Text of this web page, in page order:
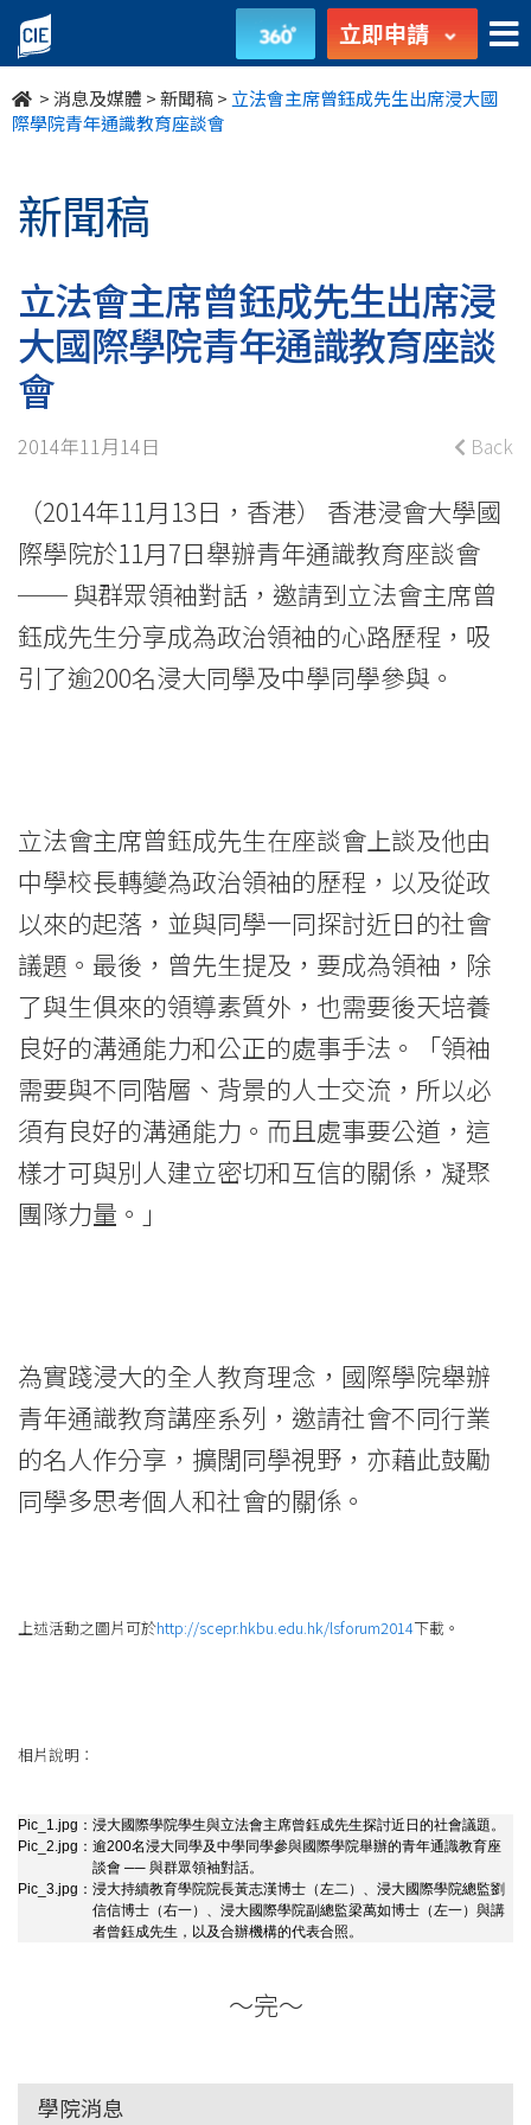
立
法
會
席
曾
鈺
成
先
出
席
浸
大
學
院
青
年
通
識
教
育
學
院
際
學
院
會
立即申請
>消息及媒體 >新聞稿> 立法會主席曾鈺成先生出席浸大國
際學院青年通識教育座談會
新聞稿
立法會主席曾鈺成先生出席浸
大國際學院青年通識教育座談
會
2014年11月14日 Back
（2014年11月13日，香港） 香港浸會大學國
際學院於11月7日舉辦青年通識教育座談會
── 與群眾領袖對話，邀請到立法會主席曾
鈺成先生分享成為政治領袖的心路歷程，吸
引了逾200名浸大同學及中學同學參與。
立法會主席曾鈺成先生在座談會上談及他由
中學校長轉變為政治領袖的歷程，以及從政
以來的起落，並與同學一同探討近日的社會
議題。最後，曾先生提及，要成為領袖，除
了與生俱來的領導素質外，也需要後天培養
良好的溝通能力和公正的處事手法。「領袖
需要與不同階層、背景的人士交流，所以必
須有良好的溝通能力。而且處事要公道，這
樣才可與別人建立密切和互信的關係，凝聚
團隊力量。」
為實踐浸大的全人教育理念，國際學院舉辦
青年通識教育講座系列，邀請社會不同行業
的名人作分享，擴闊同學視野，亦藉此鼓勵
同學多思考個人和社會的關係。
上述活動之圖片可於http://scepr.hkbu.edu.hk/lsforum2014下載。
相片說明：
Pic_1.jpg： 浸大國際學院學生與立法會主席曾鈺成先生探討近日的社會議題。
Pic_2.jpg： 逾200名浸大同學及中學同學參與國際學院舉辦的青年通識教育座
談會 ── 與群眾領袖對話。
Pic_3.jpg： 浸大持續教育學院院長黃志漢博士（左二）、浸大國際學院總監劉
信信博士（右一）、浸大國際學院副總監梁萬如博士（左一）與講
者曾鈺成先生，以及合辦機構的代表合照。
～完～
學院消息